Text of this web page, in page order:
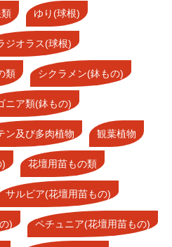
ゆり(球根)
ジオラス(球根)
類 シクラメン(鉢もの)
ニア類(鉢もの)
ン及び多肉植物 観葉植物
) 花壇用苗もの類
サルビア(花壇用苗もの)
) ペチュニア(花壇用苗もの)